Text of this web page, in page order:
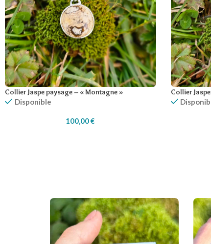
Collier Jaspe paysage – « Montagne »
Disponible
100,00€
Collier